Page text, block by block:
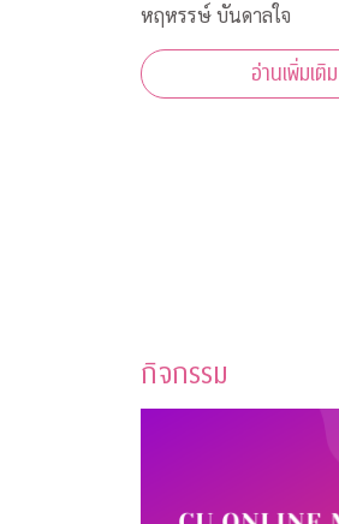
หฤหรรษ์ บันดาลใจ
อ่านเพิ่มเติม
กิจกรรม